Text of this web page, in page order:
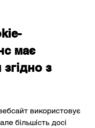
має
з
використовує
більшість досі